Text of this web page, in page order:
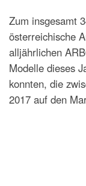
Zum insgesamt
österreichische
alljährlichen
Modelle dieses
konnten, die
2017 auf den